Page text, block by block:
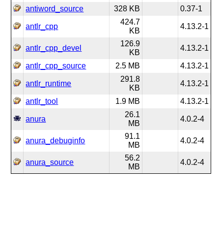
antiword_source 328 KB 0.37-1
antlr_cpp
424.7
KB
4.13.2-1
antlr_cpp_devel
126.9
KB
4.13.2-1
antlr_cpp_source 2.5 MB 4.13.2-1
antlr_runtime
291.8
KB
4.13.2-1
antlr_tool 1.9 MB 4.13.2-1
anura
26.1
MB
4.0.2-4
anura_debuginfo
91.1
MB
4.0.2-4
anura_source
56.2
MB
4.0.2-4